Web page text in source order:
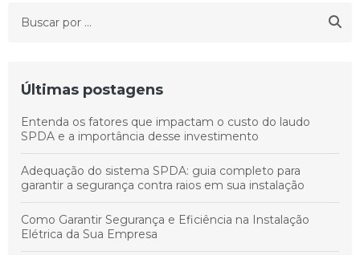
Últimas postagens
Entenda os fatores que impactam o custo do laudo
SPDA e a importância desse investimento
Adequação do sistema SPDA: guia completo para
garantir a segurança contra raios em sua instalação
Como Garantir Segurança e Eficiência na Instalação
Elétrica da Sua Empresa